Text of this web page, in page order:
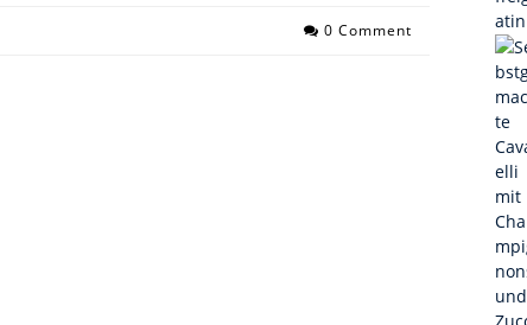
0 Comment